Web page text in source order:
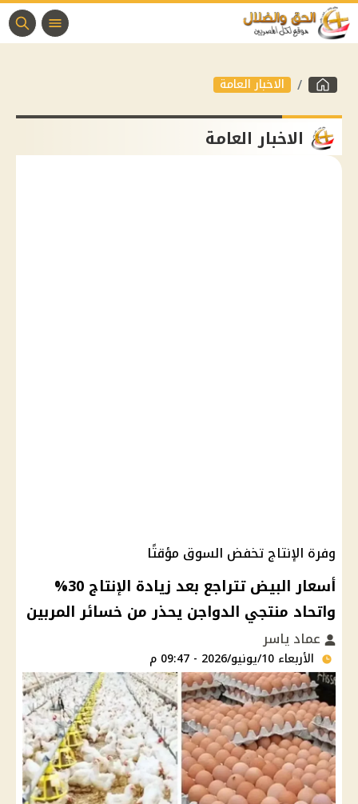
الاخبار العامة
الاخبار العامة
وفرة الإنتاج تخفض السوق مؤقتًا
أسعار البيض تتراجع بعد زيادة الإنتاج 30%
واتحاد منتجي الدواجن يحذر من خسائر المربين
عماد ياسر
الأربعاء 10/يونيو/2026 - 09:47 م